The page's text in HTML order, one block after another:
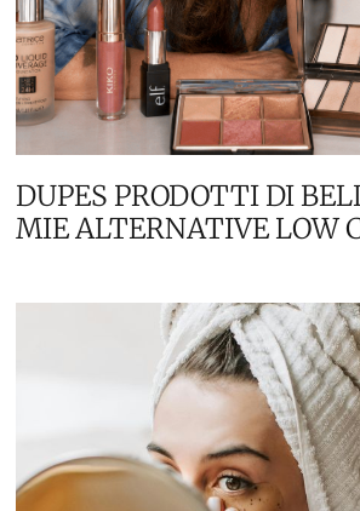
DUPES PRODOTTI DI
MIE ALTERNATIVE LOW